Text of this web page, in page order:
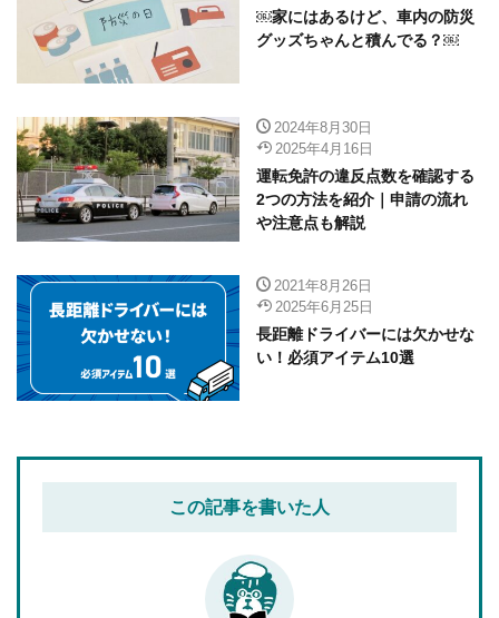
￼家にはあるけど、車内の防災
グッズちゃんと積んでる？￼
2024年8月30日
2025年4月16日
運転免許の違反点数を確認する
2つの方法を紹介｜申請の流れ
や注意点も解説
2021年8月26日
2025年6月25日
長距離ドライバーには欠かせな
い！必須アイテム10選
この記事を書いた人